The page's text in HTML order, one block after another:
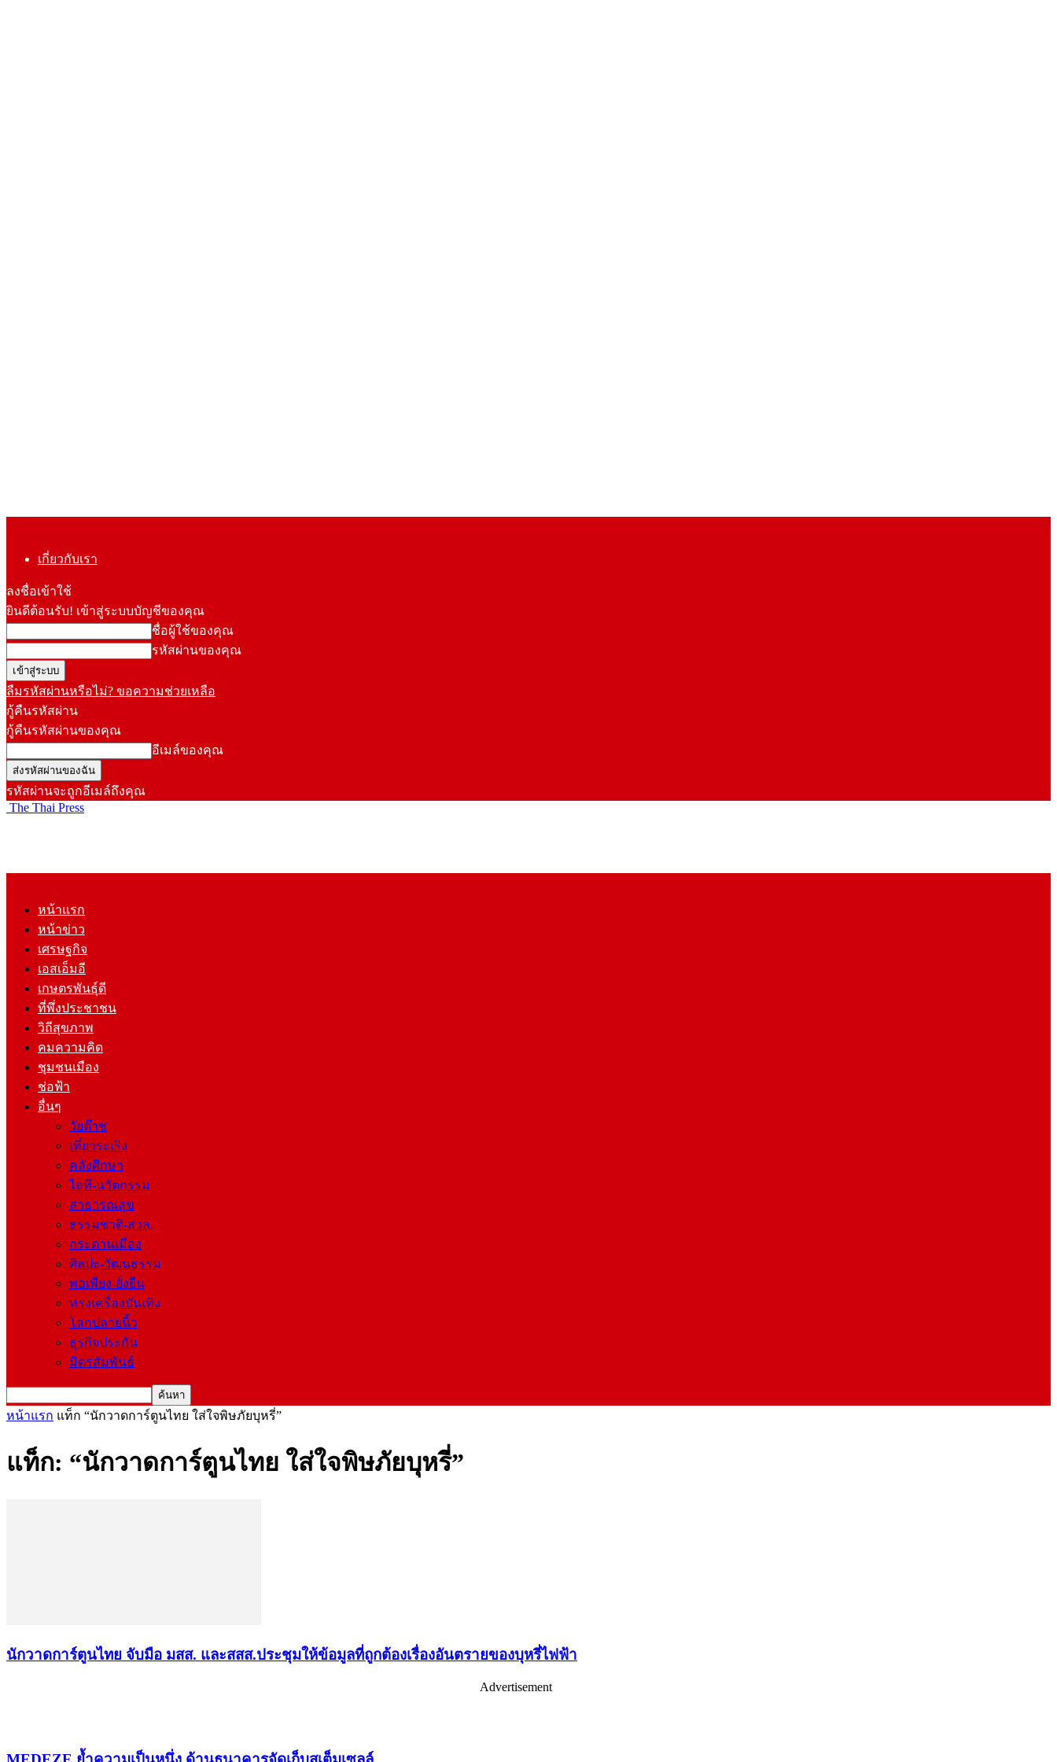
เกี่ยวกับเรา
ลงชื่อเข้าใช้
ยินดีต้อนรับ! เข้าสู่ระบบบัญชีของคุณ
ชื่อผู้ใช้ของคุณ
รหัสผ่านของคุณ
ลืมรหัสผ่านหรือไม่? ขอความช่วยเหลือ
กู้คืนรหัสผ่าน
กู้คืนรหัสผ่านของคุณ
อีเมล์ของคุณ
รหัสผ่านจะถูกอีเมล์ถึงคุณ
The Thai Press
หน้าแรก
หน้าข่าว
เศรษฐกิจ
เอสเอ็มอี
เกษตรพันธุ์ดี
ที่พึ่งประชาชน
วิถีสุขภาพ
คมความคิด
ชุมชนเมือง
ช่อฟ้า
อื่นๆ
วัยต๊าช
เที่ยวระเริง
คลังศึกษา
ไอที-นวัตกรรม
สาธารณสุข
ธรรมชาติ-สวล.
กระดานเมือง
ศิลปะ-วัฒนธรรม
พอเพียง-ยั่งยืน
ทรงเครื่องบันเทิง
โลกปลายนิ้ว
ธุรกิจประกัน
มิตรสัมพันธ์
หน้าแรก แท็ก “นักวาดการ์ตูนไทย ใส่ใจพิษภัยบุหรี่”
แท็ก: “นักวาดการ์ตูนไทย ใส่ใจพิษภัยบุหรี่”
นักวาดการ์ตูนไทย จับมือ มสส. และสสส.ประชุมให้ข้อมูลที่ถูกต้องเรื่องอันตรายของบุหรี่ไฟฟ้า
Advertisement